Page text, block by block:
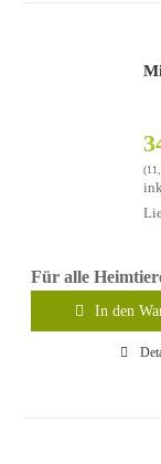
(
Für alle
In den